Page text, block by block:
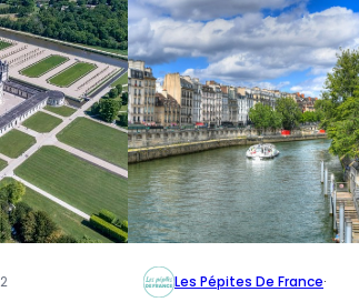
Les Pépites De France·